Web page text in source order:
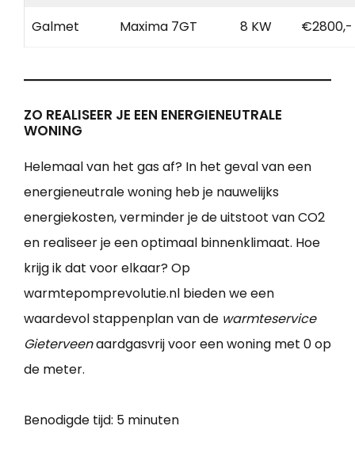
Galmet Maxima 7GT 8 KW €2800,-
ZO REALISEER JE EEN ENERGIENEUTRALE
WONING
Helemaal van het gas af? In het geval van een
energieneutrale woning heb je nauwelijks
energiekosten, verminder je de uitstoot van CO2
en realiseer je een optimaal binnenklimaat. Hoe
krijg ik dat voor elkaar? Op
warmtepomprevolutie.nl bieden we een
waardevol stappenplan van de warmteservice
Gieterveenaardgasvrij voor een woning met 0 op
de meter.
Benodigde tijd: 5 minuten